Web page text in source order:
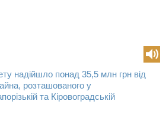
надійшло понад 35,5 млн грн від
розташованого у
та Кіровоградській